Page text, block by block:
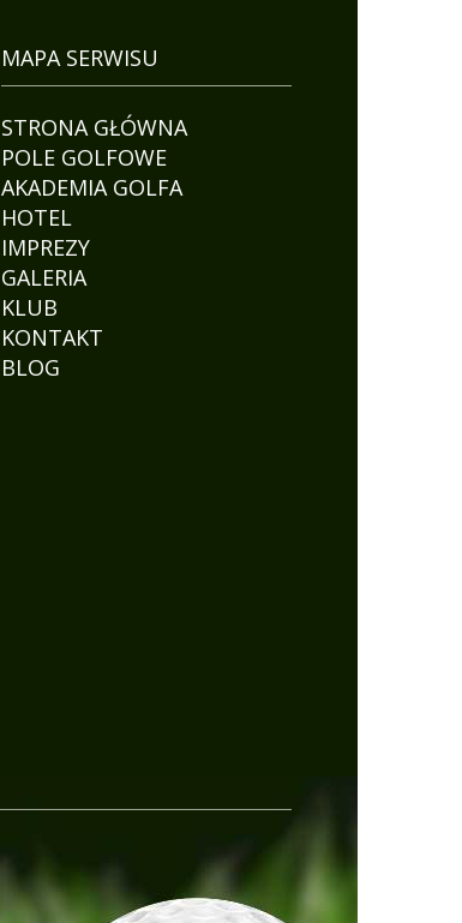
MAPA SERWISU
STRONA GŁÓWNA
POLE GOLFOWE
AKADEMIA GOLFA
HOTEL
IMPREZY
GALERIA
KLUB
KONTAKT
BLOG